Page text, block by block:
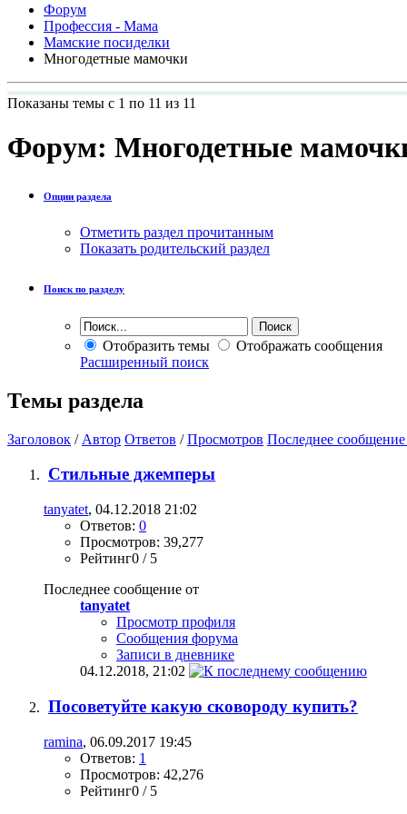
Форум
Профессия - Мама
Мамские посиделки
Многодетные мамочки
Показаны темы с 1 по 11 из 11
Форум: Многодетные
Опции раздела
Отметить раздел прочитанным
Показать родительский раздел
Поиск по разделу
Отобразить темы
Отображать сообщения
Расширенный поиск
Темы раздела
Заголовок / Автор Ответов /Просмотров Последнее сообщение
Стильные джемперы
tanyatet, 04.12.2018 21:02
Ответов: 0
Просмотров: 39,277
Рейтинг0 / 5
Последнее сообщение от
tanyatet
Просмотр профиля
Сообщения форума
Записи в дневнике
04.12.2018, 21:02
Посоветуйте какую сковороду купить?
ramina, 06.09.2017 19:45
Ответов: 1
Просмотров: 42,276
Рейтинг0 / 5